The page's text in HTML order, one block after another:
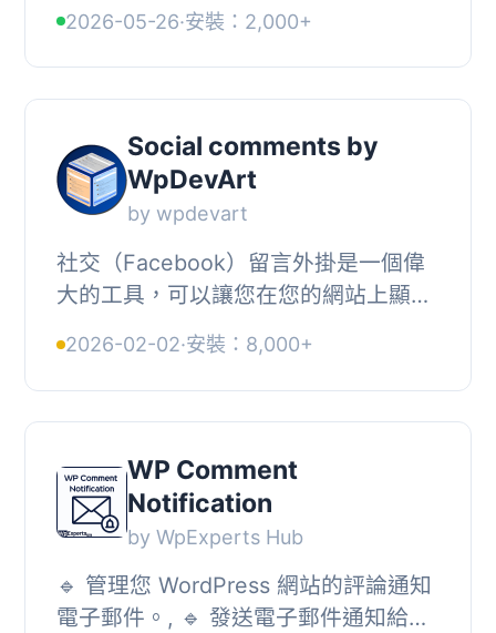
功能特色, ✅ 批次匯入/匯出所有或篩選
貼...
2026-05-26·安裝：2,000+
Social comments by
WpDevArt
by wpdevart
社交（Facebook）留言外掛是一個偉
大的工具，可以讓您在您的網站上顯示
從 Facebook 增加網站流量非常有用。
這個外掛也是...
2026-02-02·安裝：8,000+
WP Comment
Notification
by WpExperts Hub
🔹 管理您 WordPress 網站的評論通知
電子郵件。, 🔹 發送電子郵件通知給其